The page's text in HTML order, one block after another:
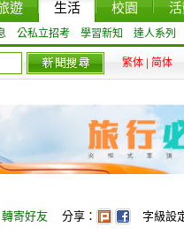
遊 生活 校園
公私立招考 學習新知 達人系列
繁体 简体
轉寄好友 分享： 字級設